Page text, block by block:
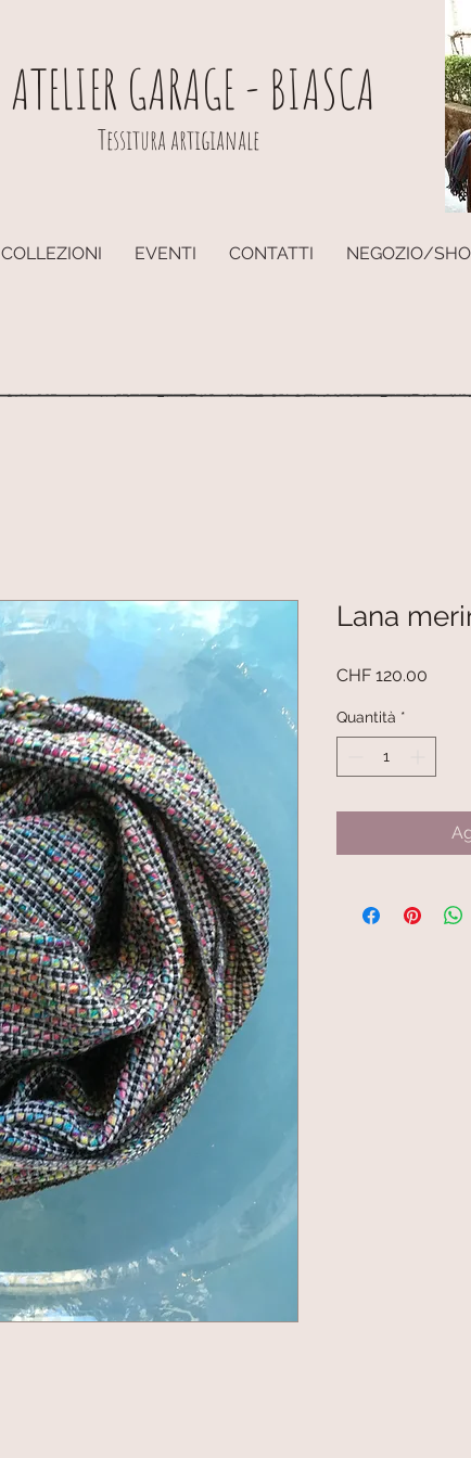
ATELIER GARAGE - BIASCA
Tessitura artigianale
COLLEZIONI EVENTI CONTATTI NEGOZIO/
Lana
CHF 120.00
Quantità *